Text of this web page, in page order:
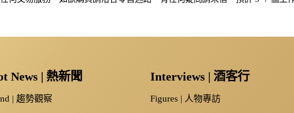
News | 熱新聞
| 趨勢觀察
Interviews | 酒客行
Figures | 人物專訪